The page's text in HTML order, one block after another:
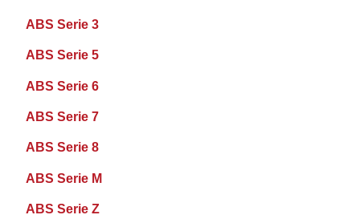
ABS Serie 3
ABS Serie 5
ABS Serie 6
ABS Serie 7
ABS Serie 8
ABS Serie M
ABS Serie Z